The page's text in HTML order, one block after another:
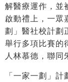
解醫療運作，並
啟動禮上，一眾
劃」醫社校計劃
舉行多項比賽的
人林慕德，聯同
「一家一劃」